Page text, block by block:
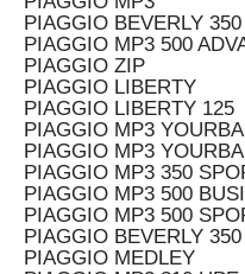
PIAGGIO BEVERLY
PIAGGIO MP3 500
PIAGGIO ZIP
PIAGGIO LIBERTY
PIAGGIO LIBERTY 125
PIAGGIO MP3
PIAGGIO MP3
PIAGGIO MP3 350
PIAGGIO MP3 500
PIAGGIO MP3 500
PIAGGIO BEVERLY 350
PIAGGIO MEDLEY